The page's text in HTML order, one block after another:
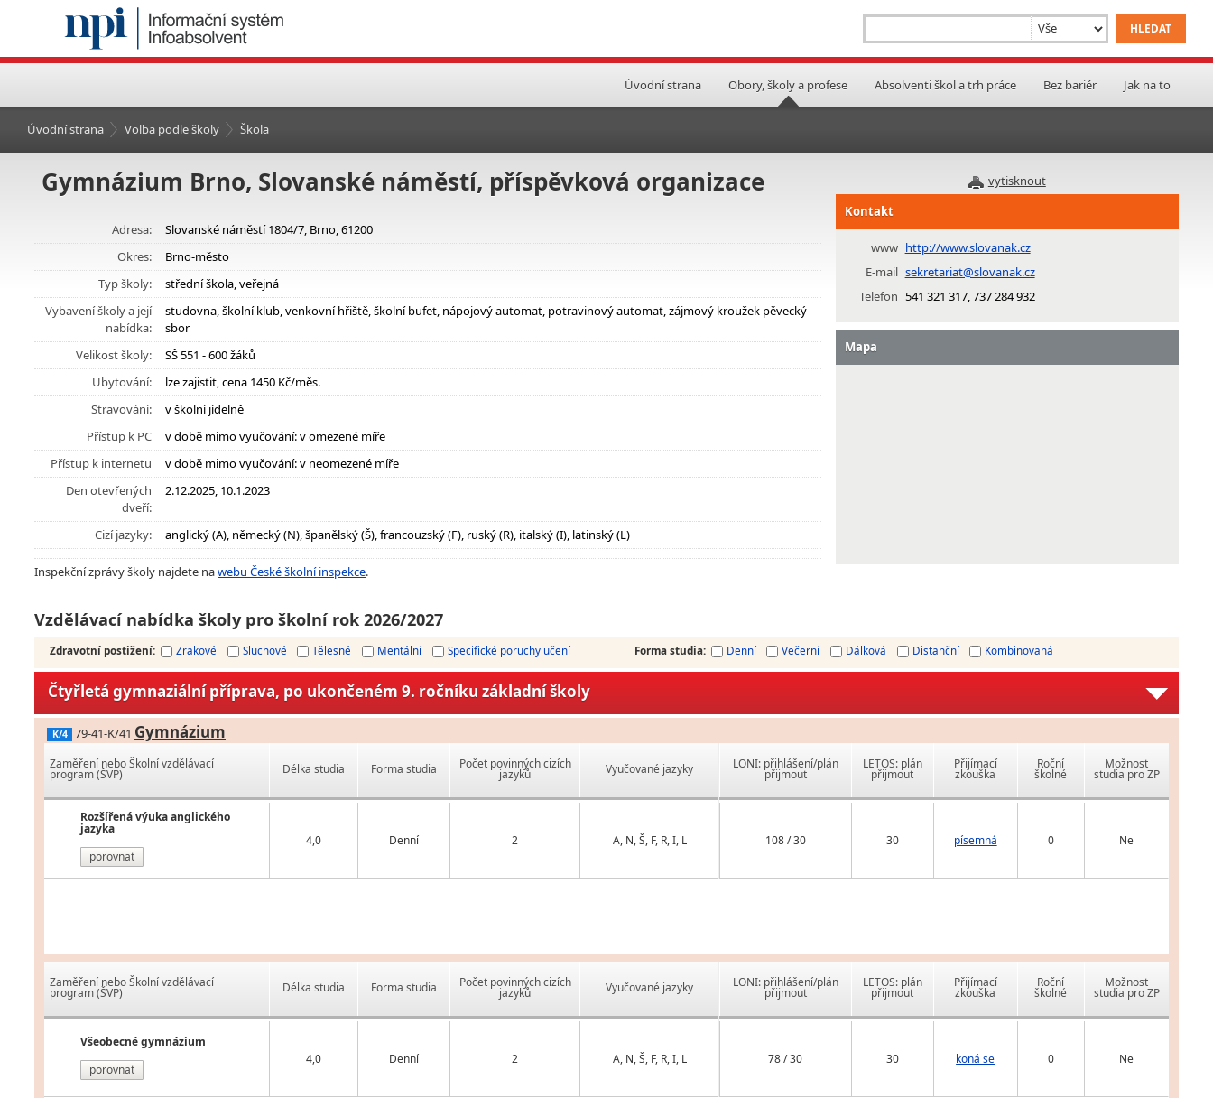
Úvodní strana Obory, školy a profese Absolventi škol a trh práce Bez bariér Jak na to
Úvodní strana Volba podle školy Škola
vytisknout
Gymnázium Brno, Slovanské náměstí, příspěvková organizace
Adresa:
Slovanské náměstí 1804/7, Brno, 61200
Okres:
Brno-město
Typ školy:
střední škola, veřejná
Vybavení školy a její
nabídka:
studovna, školní klub, venkovní hřiště, školní bufet, nápojový automat, potravinový automat, zájmový kroužek pěvecký
sbor
Velikost školy:
SŠ 551 - 600 žáků
Ubytování:
lze zajistit, cena 1450 Kč/měs.
Stravování:
v školní jídelně
Přístup k PC
v době mimo vyučování: v omezené míře
Přístup k internetu
v době mimo vyučování: v neomezené míře
Den otevřených
dveří:
2.12.2025, 10.1.2023
Cizí jazyky: anglický (A), německý (N), španělský (Š), francouzský (F), ruský (R), italský (I), latinský (L)
Inspekční zprávy školy najdete nawebu České školní inspekce.
Kontakt
www http://www.slovanak.cz
E-mail sekretariat@slovanak.cz
Telefon 541 321 317, 737 284 932
Mapa
Vzdělávací nabídka školy pro školní rok 2026/2027
Zdravotní postižení: Zrakové Sluchové Tělesné Mentální Specifické poruchy učení Forma studia: Denní Večerní Dálková Distanční Kombinovaná
Čtyřletá gymnaziální příprava, po ukončeném 9. ročníku základní školy
K/4 79-41-K/41 Gymnázium
Zaměření nebo Školní vzdělávací
program (ŠVP)
Rozšířená výuka anglického
jazyka
porovnat
Délka studia Forma studia Počet povinných cizích
jazyků Vyučované jazyky
4,0 Denní 2 A, N, Š, F, R, I, L
LONI: přihlášení/plán
přijmout
LETOS: plán
přijmout
Přijímací
zkouška
Roční
školné
Možnost
studia pro ZP
108 / 30 30 písemná 0 Ne
Zaměření nebo Školní vzdělávací
program (ŠVP)
Všeobecné gymnázium
porovnat
Délka studia Forma studia Počet povinných cizích
jazyků Vyučované jazyky
4,0 Denní 2 A, N, Š, F, R, I, L
LONI: přihlášení/plán
přijmout
LETOS: plán
přijmout
Přijímací
zkouška
Roční
školné
Možnost
studia pro ZP
78 / 30 30 koná se 0 Ne